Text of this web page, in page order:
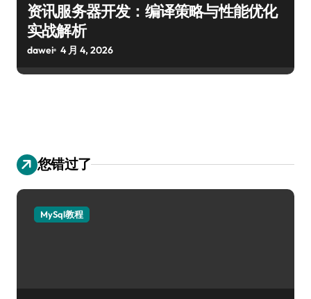
资讯服务器开发：编译策略与性能优化
实战解析
dawei 4 月 4, 2026
您错过了
MySql教程